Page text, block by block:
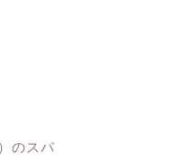
のスパ